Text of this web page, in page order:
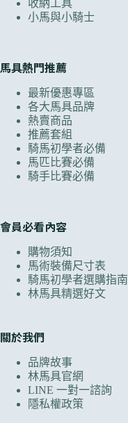
收納工具
小馬與小騎士
馬具熱門推薦
最新優惠專區
各大馬具品牌
熱賣商品
推薦套組
騎馬初學者必備
馬匹比賽必備
騎手比賽必備
會員必看內容
購物須知
馬術裝備尺寸表
騎馬初學者選購指南
林馬具精選好文
關於我們
品牌故事
林馬具官網
LINE 一對一諮詢
隱私權政策